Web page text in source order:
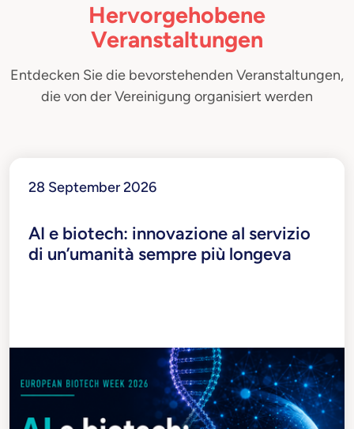
Hervorgehobene
Veranstaltungen
Entdecken Sie die bevorstehenden Veranstaltungen,
die von der Vereinigung organisiert werden
28 September 2026
AI e biotech: innovazione al servizio
di un’umanità sempre più longeva